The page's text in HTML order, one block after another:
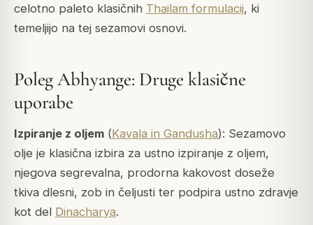
celotno paleto klasičnih Thailam formulacij, ki
temeljijo na tej sezamovi osnovi.
Poleg Abhyange: Druge klasične
uporabe
Izpiranje z oljem (Kavala in Gandusha): Sezamovo
olje je klasična izbira za ustno izpiranje z oljem,
njegova segrevalna, prodorna kakovost doseže
tkiva dlesni, zob in čeljusti ter podpira ustno zdravje
kot del Dinacharya.